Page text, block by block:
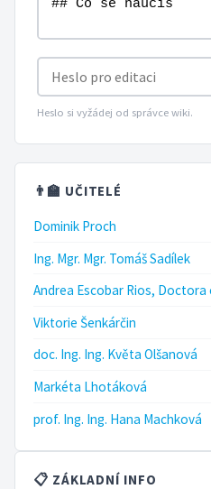
Heslo si vyžádej od správce wiki.
👨‍🏫 UČITELÉ
Dominik Proch
Ing. Mgr. Mgr. Tomáš Sadílek
Andrea Escobar Rios, Doctora
Viktorie Šenkárčin
doc. Ing. Ing. Květa Olšanová
Markéta Lhotáková
prof. Ing. Ing. Hana Machková
📋 ZÁKLADNÍ INFO